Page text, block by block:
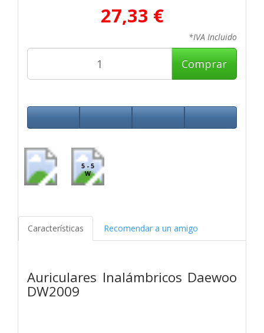
27,33 €
*IVA Incluido
Comprar
5 - 5
W
Características Recomendar a un amigo
Auriculares Inalámbricos Daewoo
DW2009